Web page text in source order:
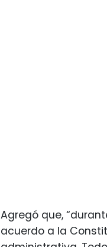
Agregó que,
acuerdo a la